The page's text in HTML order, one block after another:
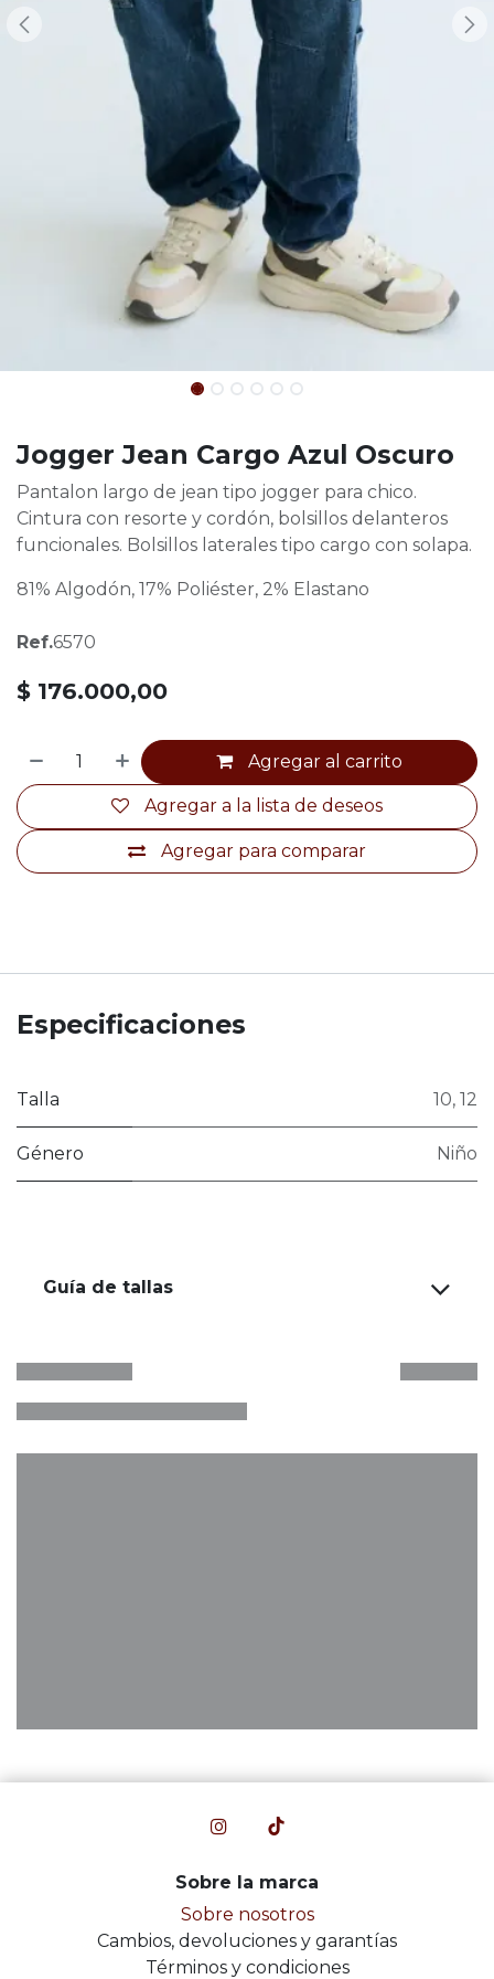
Jogger Jean Cargo Azul Oscuro
Pantalon largo de jean tipo jogger para chico.
Cintura con resorte y cordón, bolsillos delanteros
funcionales. Bolsillos laterales tipo cargo con solapa.
81% Algodón, 17% Poliéster, 2% Elastano
Ref.6570
$ 176.000,00
Agregar al carrito
Agregar para comparar
Agregar a la lista de deseos
Especificaciones
Talla 10, 12
Género Niño
Guía de tallas
Sobre la marca
Sobre nosotros
Cambios, devoluciones y garantías
Términos y condiciones